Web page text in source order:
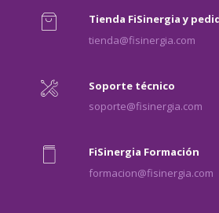
Tienda FiSinergia y
tienda@fisinergia.com
Soporte técnico
soporte@fisinergia.com
FiSinergia Formación
formacion@fisinergia.com